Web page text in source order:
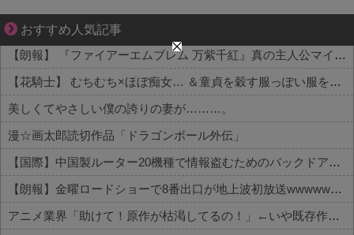
おすすめ人気記事
爽やか青年に忍び寄るストーカー疑惑
【朗報】 『ファイアーエムブレム 万紫千紅』真の主人公マイユニはキャラメイクが可能
【花騎士】 むちむち×ほぼ痴女… ＆童貞を穀す服っぽい服をきたホウオウボクへの反応！！！
美しくてやさしい僕の誇りの妻が………。
漫☆画太郎読切作品「ドラゴンボール外伝」
【国際】中国製ルーター20機種で情報盗むためのバックドア見つかる 米セキュリティー会社発表
【朗報】金曜ロードショーで8番出口が地上波初放送wwwwwwwww
アニメ業界「助けて！原作が枯渇してるの！」←いや既存作品の2期やったら良いよね？